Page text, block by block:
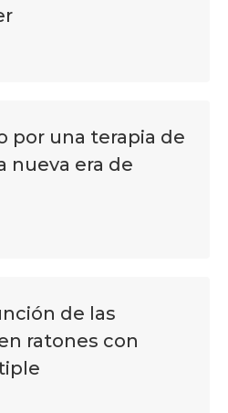
por una terapia de
nueva era de
de las
ratones con